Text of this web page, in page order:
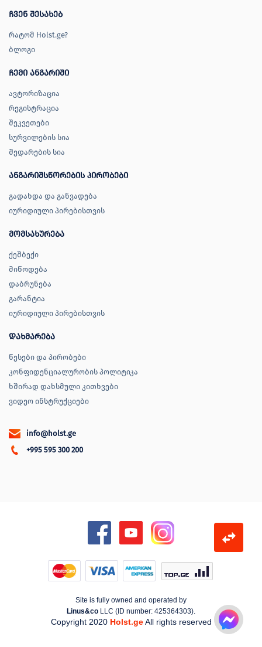
ჩვენ შესახებ
რატომ Holst.ge?
ბლოგი
ჩემი ანგარიში
ავტორიზაცია
რეგისტრაცია
შეკვეთები
სურვილების სია
შედარების სია
ანგარიშსწორების პირობები
გადახდა და განვადება
იურიდიული პირებისთვის
მომსახურება
ქეშბექი
მიწოდება
დაბრუნება
გარანტია
იურიდიული პირებისთვის
დახმარება
წესები და პირობები
კონფიდენციალურობის პოლიტიკა
ხშირად დახსმული კითხვები
ვიდეო ინსტრუქციები
info@holst.ge
+995 595 300 200
Site is fully owned and operated by
Linus&co LLC (ID number: 425364303).
Copyright 2020 Holst.geAll rights reserved